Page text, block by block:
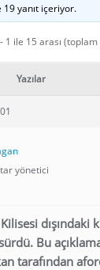
19 yanıt içeriyor.
1 ile 15 arası (toplam
Yazılar
yönetici
dışındaki
Bu
tarafından